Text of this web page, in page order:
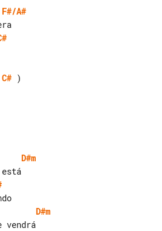
F#/A#
C# )
D#m
D#m
vendrá